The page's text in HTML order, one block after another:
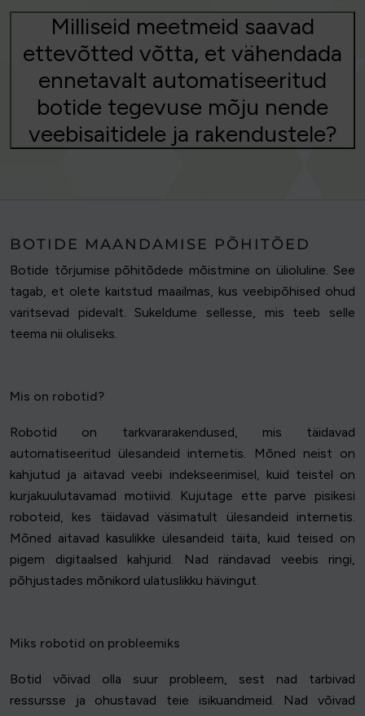
Milliseid meetmeid saavad
ettevõtted võtta, et vähendada
ennetavalt automatiseeritud
botide tegevuse mõju nende
veebisaitidele ja rakendustele?
BOTIDE MAANDAMISE PÕHITÕED
Botide tõrjumise põhitõdede mõistmine on ülioluline. See
tagab, et olete kaitstud maailmas, kus veebipõhised ohud
varitsevad pidevalt. Sukeldume sellesse, mis teeb selle
teema nii oluliseks.
Mis on robotid?
Robotid on tarkvararakendused, mis täidavad
automatiseeritud ülesandeid internetis. Mõned neist on
kahjutud ja aitavad veebi indekseerimisel, kuid teistel on
kurjakuulutavamad motiivid. Kujutage ette parve pisikesi
roboteid, kes täidavad väsimatult ülesandeid internetis.
Mõned aitavad kasulikke ülesandeid täita, kuid teised on
pigem digitaalsed kahjurid. Nad rändavad veebis ringi,
põhjustades mõnikord ulatuslikku hävingut.
Miks robotid on probleemiks
Botid võivad olla suur probleem, sest nad tarbivad
ressursse ja ohustavad teie isikuandmeid. Nad võivad